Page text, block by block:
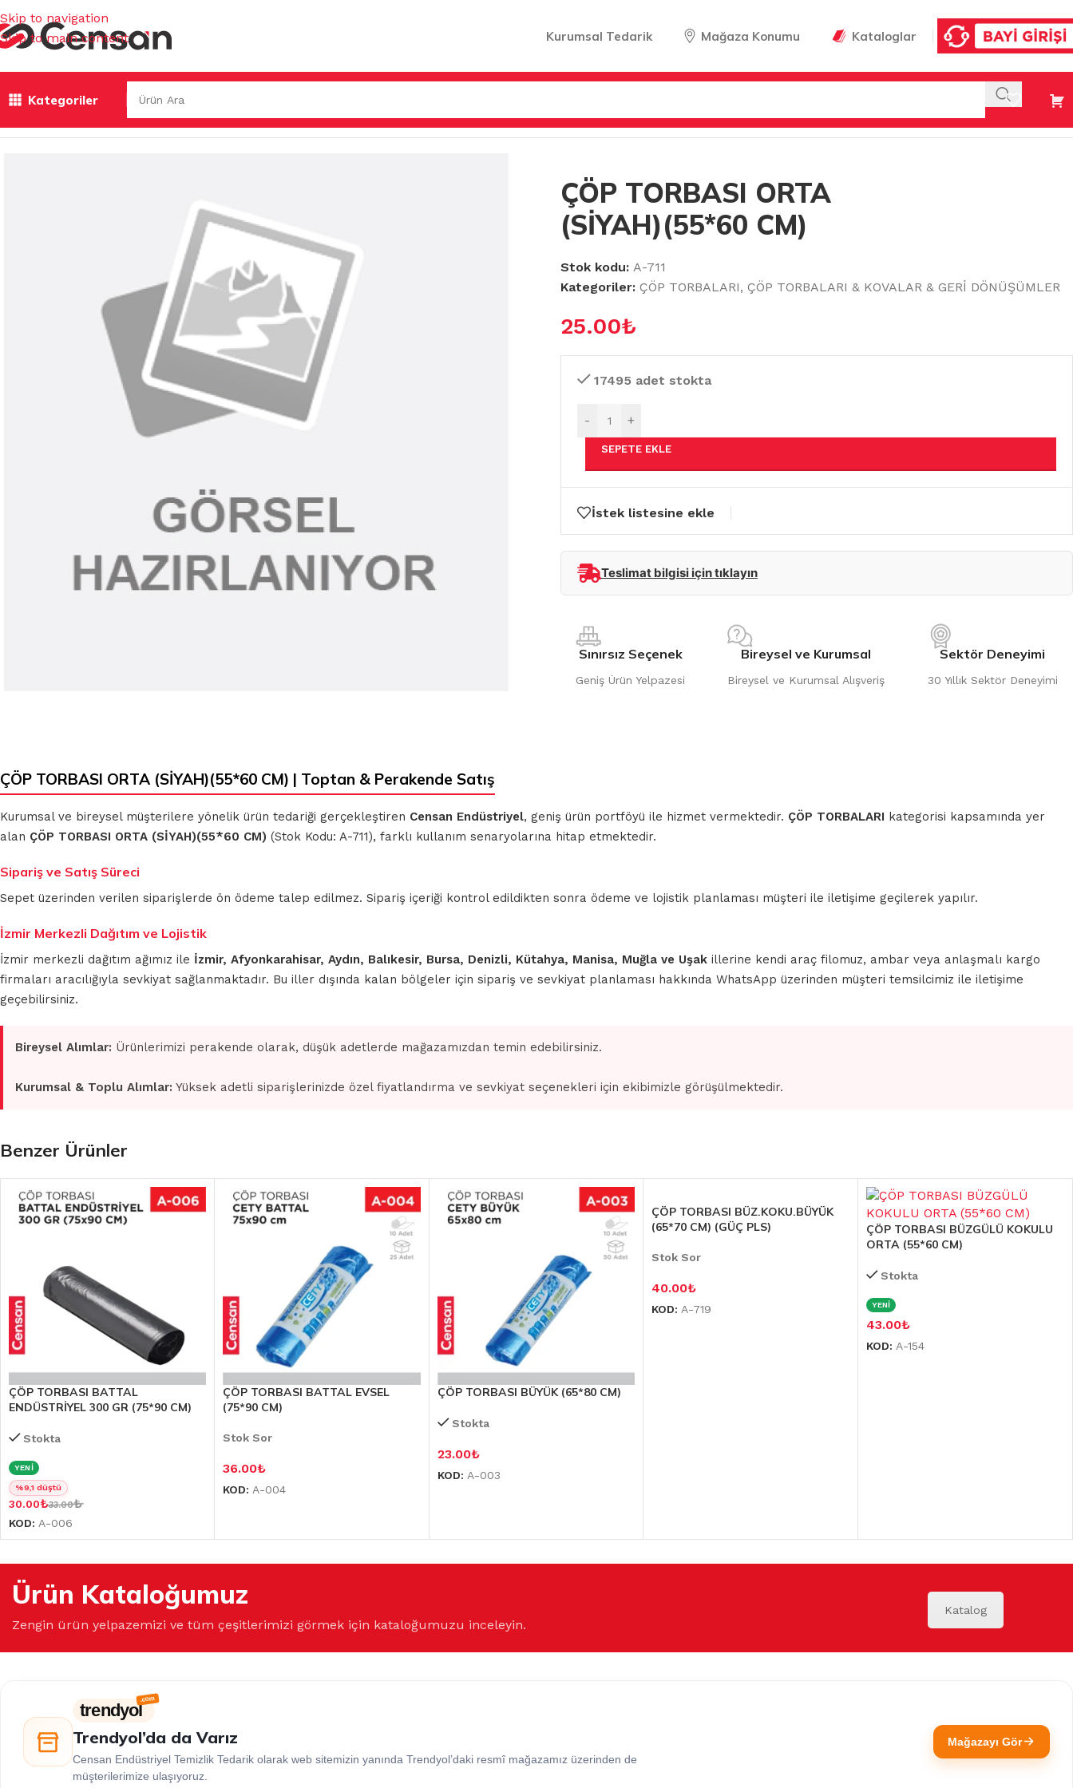
Skip to navigation
Skip to main content
Kurumsal Tedarik Mağaza Konumu Kataloglar
Kategoriler
BEZLER
MUHTELİF
TEMİZLİK
BEZLERİ
TEMİZLİK
MİKROFİBER
OTO GRUBU
ÇÖP TORBALARI & KOVALAR & GERİ DÖNÜŞÜMLER/ÇÖP TORBALARI/ÇÖP TORBASI ORTA (SİYAH)(55*60 CM)
ÇÖP TORBASI ORTA
(SİYAH)(55*60 CM)
Stok kodu: A-711
Kategoriler: ÇÖP TORBALARI, ÇÖP TORBALARI & KOVALAR & GERİ DÖNÜŞÜMLER
25.00₺
17495 adet stokta
- +
SEPETE EKLE
İstek listesine ekle
Teslimat bilgisi için tıklayın
Sınırsız Seçenek
Geniş Ürün Yelpazesi
Bireysel ve Kurumsal
Bireysel ve Kurumsal Alışveriş
Sektör Deneyimi
30 Yıllık Sektör Deneyimi
ÇÖP TORBASI ORTA (SİYAH)(55*60 CM) | Toptan & Perakende Satış
Kurumsal ve bireysel müşterilere yönelik ürün tedariği gerçekleştiren Censan Endüstriyel, geniş ürün portföyü ile hizmet vermektedir. ÇÖP TORBALARI kategorisi kapsamında yer
alan ÇÖP TORBASI ORTA (SİYAH)(55*60 CM) (Stok Kodu: A-711), farklı kullanım senaryolarına hitap etmektedir.
Sipariş ve Satış Süreci
Sepet üzerinden verilen siparişlerde ön ödeme talep edilmez. Sipariş içeriği kontrol edildikten sonra ödeme ve lojistik planlaması müşteri ile iletişime geçilerek yapılır.
İzmir Merkezli Dağıtım ve Lojistik
İzmir merkezli dağıtım ağımız ile İzmir, Afyonkarahisar, Aydın, Balıkesir, Bursa, Denizli, Kütahya, Manisa, Muğla ve Uşak illerine kendi araç filomuz, ambar veya anlaşmalı kargo
firmaları aracılığıyla sevkiyat sağlanmaktadır. Bu iller dışında kalan bölgeler için sipariş ve sevkiyat planlaması hakkında WhatsApp üzerinden müşteri temsilcimiz ile iletişime
geçebilirsiniz.
Bireysel Alımlar: Ürünlerimizi perakende olarak, düşük adetlerde mağazamızdan temin edebilirsiniz.
Kurumsal & Toplu Alımlar: Yüksek adetli siparişlerinizde özel fiyatlandırma ve sevkiyat seçenekleri için ekibimizle görüşülmektedir.
Benzer Ürünler
ÇÖP TORBASI BATTAL
ENDÜSTRİYEL 300 GR (75*90 CM)
Stokta
YENİ
%9,1 düştü
30.00₺33.00₺
KOD: A-006
ÇÖP TORBASI BATTAL EVSEL
(75*90 CM)
Stok Sor
36.00₺
KOD: A-004
ÇÖP TORBASI BÜYÜK (65*80 CM)
Stokta
23.00₺
KOD: A-003
ÇÖP TORBASI BÜZ.KOKU.BÜYÜK
(65*70 CM) (GÜÇ PLS)
Stok Sor
40.00₺
KOD:A-719
ÇÖP TORBASI BÜZGÜLÜ KOKULU
ORTA (55*60 CM)
Stokta
YENİ
43.00₺
KOD: A-154
Ürün Kataloğumuz
Zengin ürün yelpazemizi ve tüm çeşitlerimizi görmek için kataloğumuzu inceleyin.
Katalog
trendyol
Trendyol’da da Varız
Censan Endüstriyel Temizlik Tedarik olarak web sitemizin yanında Trendyol’daki resmî mağazamız üzerinden de
müşterilerimize ulaşıyoruz.
Mağazayı Gör